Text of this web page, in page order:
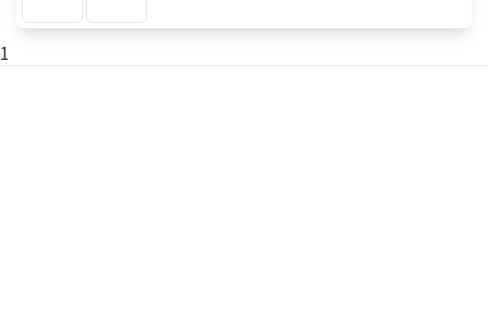
1